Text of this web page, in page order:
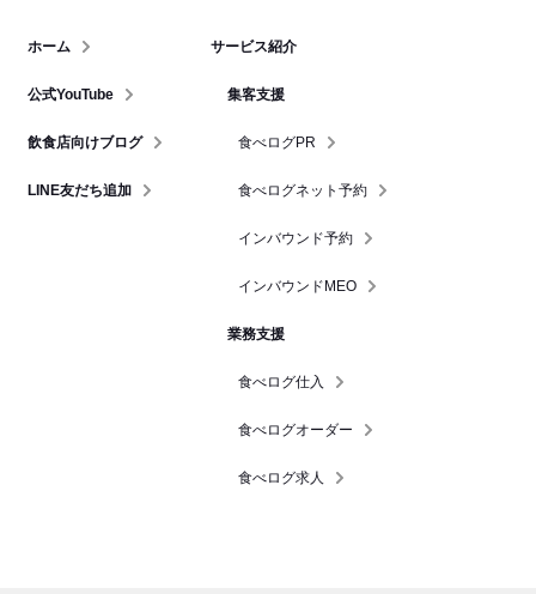
ホーム
公式YouTube
飲食店向けブログ
LINE友だち追加
サービス紹介
集客支援
食べログPR
食べログネット予約
インバウンド予約
インバウンドMEO
業務支援
食べログ仕入
食べログオーダー
食べログ求人